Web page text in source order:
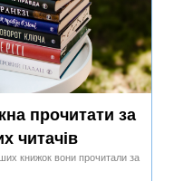
прочитати за
читачів
книжок вони прочитали за